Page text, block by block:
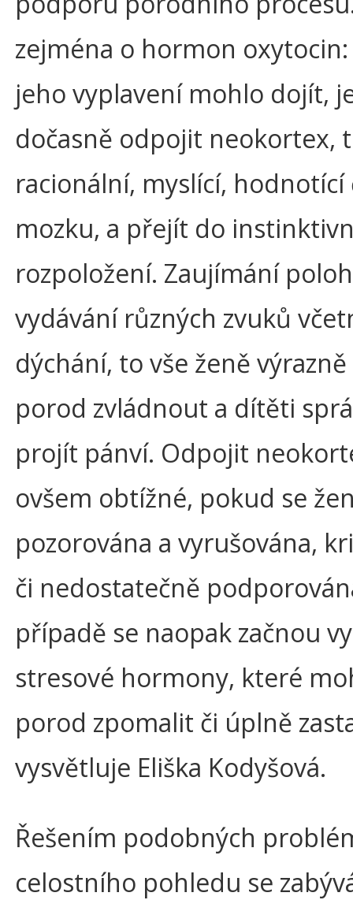
zejména o hormon
jeho vyplavení mohlo dojít,
dočasně odpojit neokortex,
racionální, myslící, hodnotící
mozku, a přejít do
rozpoložení. Zaujímání
vydávání různých zvuků
dýchání, to vše ženě
porod zvládnout a dítěti
projít pánví. Odpojit
ovšem obtížné, pokud se
pozorována a vyrušována,
či nedostatečně
případě se naopak začnou
stresové hormony, které
porod zpomalit či úplně
vysvětluje Eliška Kodyšová.
Řešením podobných
celostního pohledu se